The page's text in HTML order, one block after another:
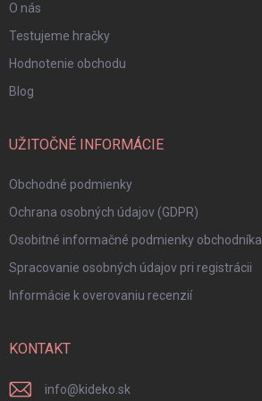
O nás
Testujeme hračky
Hodnotenie obchodu
Blog
UŽITOČNÉ INFORMÁCIE
Obchodné podmienky
Ochrana osobných údajov (GDPR)
Osobitné informačné podmienky obchodníka
Spracovanie osobných údajov pri registrácii
Informácie k overovaniu recenzií
KONTAKT
info@kideko.sk